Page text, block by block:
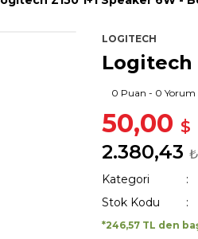
LOGITECH
Logitech
0 Puan - 0 Yorum
50,00 $
2.380,43 ₺
Kategori
Stok Kodu
*246,57 TL den